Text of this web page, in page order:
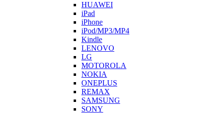
HUAWEI
iPad
iPhone
iPod/MP3/MP4
Kindle
LENOVO
LG
MOTOROLA
NOKIA
ONEPLUS
REMAX
SAMSUNG
SONY